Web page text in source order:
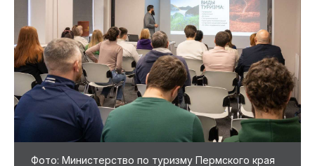
Фото: Министерство по туризму Пермского края